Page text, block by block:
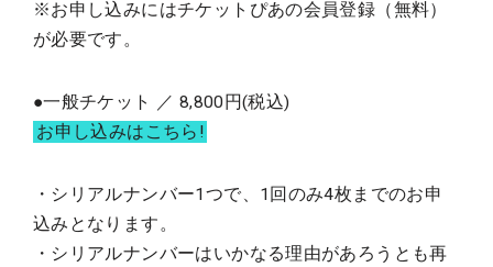
※お申し込みにはチケットぴあの会員登録（無料）
が必要です。
●一般チケット ／ 8,800円(税込)
お申し込みはこちら!
・シリアルナンバー1つで、1回のみ4枚までのお申
込みとなります。
・シリアルナンバーはいかなる理由があろうとも再